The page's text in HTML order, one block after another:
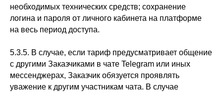
необходимых технических средств; сохранение
логина и пароля от личного кабинета на платформе
на весь период доступа.
5.3.5. В случае, если тариф предусматривает общение
с другими Заказчиками в чате Telegram или иных
мессенджерах, Заказчик обязуется проявлять
уважение к другим участникам чата. В случае